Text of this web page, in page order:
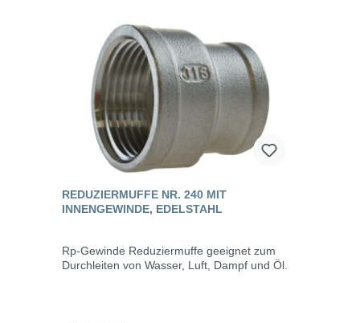
REDUZIERMUFFE NR. 240 MIT
INNENGEWINDE, EDELSTAHL
Rp-Gewinde Reduziermuffe geeignet zum
Durchleiten von Wasser, Luft, Dampf und Öl.